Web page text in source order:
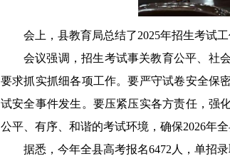
会上，县教育局总结了2025年招生考试
会议强调，招生考试事关教育公平、社
要求抓实抓细各项工作。要严守试卷安全保
试安全事件发生。要压紧压实各方责任，强
公平、有序、和谐的考试环境，确保2026年
据悉，今年全县高考报名6472人，单招